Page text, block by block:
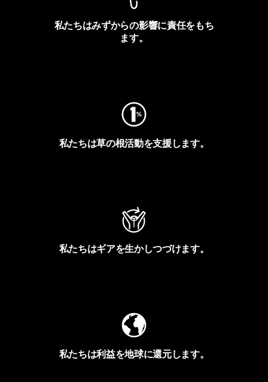
私たちはみずからの影響に責任をもち
ます。
私たちは草の根活動を支援します。
私たちはギアを生かしつづけます。
私たちは利益を地球に還元します。